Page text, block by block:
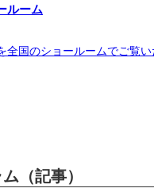
ルーム
全国のショールームでご覧い
（記事）